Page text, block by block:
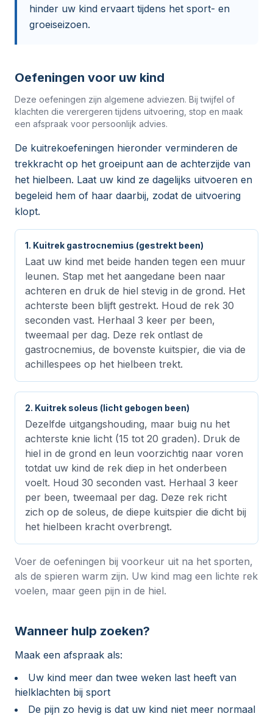
hinder uw kind ervaart tijdens het sport- en
groeiseizoen.
Oefeningen voor uw kind
Deze oefeningen zijn algemene adviezen. Bij twijfel of
klachten die verergeren tijdens uitvoering, stop en maak
een afspraak voor persoonlijk advies.
De kuitrekoefeningen hieronder verminderen de
trekkracht op het groeipunt aan de achterzijde van
het hielbeen. Laat uw kind ze dagelijks uitvoeren en
begeleid hem of haar daarbij, zodat de uitvoering
klopt.
1. Kuitrek gastrocnemius (gestrekt been)
Laat uw kind met beide handen tegen een muur
leunen. Stap met het aangedane been naar
achteren en druk de hiel stevig in de grond. Het
achterste been blijft gestrekt. Houd de rek 30
seconden vast. Herhaal 3 keer per been,
tweemaal per dag. Deze rek ontlast de
gastrocnemius, de bovenste kuitspier, die via de
achillespees op het hielbeen trekt.
2. Kuitrek soleus (licht gebogen been)
Dezelfde uitgangshouding, maar buig nu het
achterste knie licht (15 tot 20 graden). Druk de
hiel in de grond en leun voorzichtig naar voren
totdat uw kind de rek diep in het onderbeen
voelt. Houd 30 seconden vast. Herhaal 3 keer
per been, tweemaal per dag. Deze rek richt
zich op de soleus, de diepe kuitspier die dicht bij
het hielbeen kracht overbrengt.
Voer de oefeningen bij voorkeur uit na het sporten,
als de spieren warm zijn. Uw kind mag een lichte rek
voelen, maar geen pijn in de hiel.
Wanneer hulp zoeken?
Maak een afspraak als:
Uw kind meer dan twee weken last heeft van
hielklachten bij sport
De pijn zo hevig is dat uw kind niet meer normaal